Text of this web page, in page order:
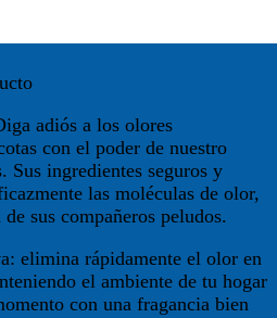
adiós a los olores
con el poder de nuestro
Sus ingredientes seguros y
las moléculas de olor,
sus compañeros peludos.
elimina rápidamente el olor en
el ambiente de tu hogar
con una fragancia bien